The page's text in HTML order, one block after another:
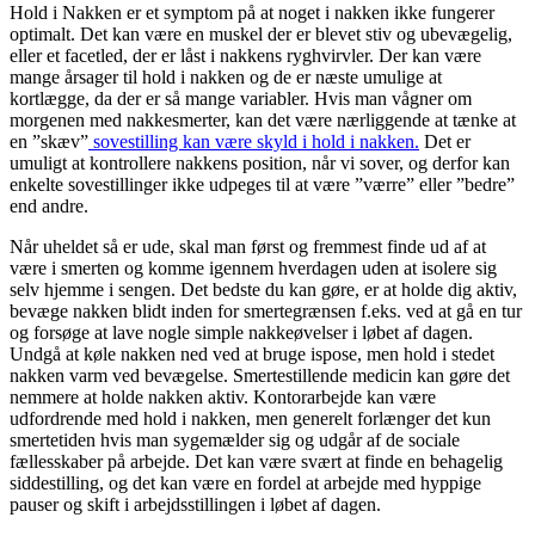
Hold i Nakken er et symptom på at noget i nakken ikke fungerer
optimalt. Det kan være en muskel der er blevet stiv og ubevægelig,
eller et facetled, der er låst i nakkens ryghvirvler. Der kan være
mange årsager til hold i nakken og de er næste umulige at
kortlægge, da der er så mange variabler. Hvis man vågner om
morgenen med nakkesmerter, kan det være nærliggende at tænke at
en ”skæv” sovestilling kan være skyld i hold i nakken. Det er
umuligt at kontrollere nakkens position, når vi sover, og derfor kan
enkelte sovestillinger ikke udpeges til at være ”værre” eller ”bedre”
end andre.
Når uheldet så er ude, skal man først og fremmest finde ud af at
være i smerten og komme igennem hverdagen uden at isolere sig
selv hjemme i sengen. Det bedste du kan gøre, er at holde dig aktiv,
bevæge nakken blidt inden for smertegrænsen f.eks. ved at gå en tur
og forsøge at lave nogle simple nakkeøvelser i løbet af dagen.
Undgå at køle nakken ned ved at bruge ispose, men hold i stedet
nakken varm ved bevægelse. Smertestillende medicin kan gøre det
nemmere at holde nakken aktiv. Kontorarbejde kan være
udfordrende med hold i nakken, men generelt forlænger det kun
smertetiden hvis man sygemælder sig og udgår af de sociale
fællesskaber på arbejde. Det kan være svært at finde en behagelig
siddestilling, og det kan være en fordel at arbejde med hyppige
pauser og skift i arbejdsstillingen i løbet af dagen.